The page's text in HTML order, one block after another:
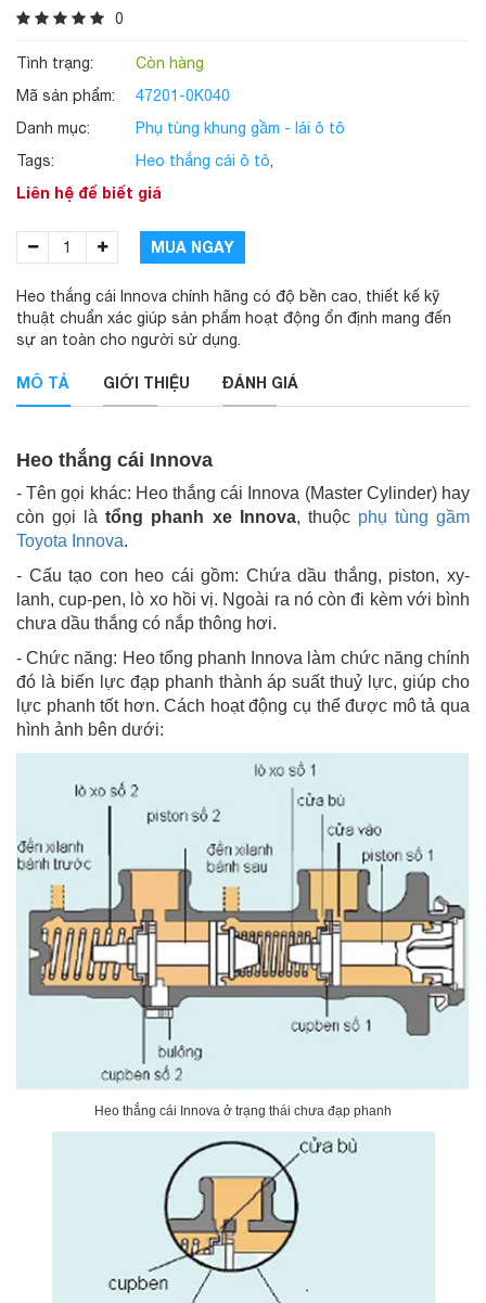
0
Tình trạng:
Còn hàng
Mã sản phẩm:
47201-0K040
Danh mục:
Phụ tùng khung gầm - lái ô tô
Tags:
Heo thắng cái ô tô,
Liên hệ để biết giá
MUA NGAY
Heo thắng cái Innova chính hãng có độ bền cao, thiết kế kỹ
thuật chuẩn xác giúp sản phẩm hoạt động ổn định mang đến
sự an toàn cho người sử dụng.
MÔ TẢ GIỚI THIỆU ĐÁNH GIÁ
Heo thắng cái Innova
- Tên gọi khác: Heo thắng cái Innova (Master Cylinder) hay
còn gọi làtổng phanh xe Innova, thuộc phụ tùng gầm
Toyota Innova.
- Cấu tạo con heo cái gồm: Chứa dầu thắng, piston, xy-
lanh, cup-pen, lò xo hồi vị. Ngoài ra nó còn đi kèm với bình
chưa dầu thắng có nắp thông hơi.
- Chức năng: Heo tổng phanh Innova làm chức năng chính
đó là biến lực đạp phanh thành áp suất thuỷ lực, giúp cho
lực phanh tốt hơn. Cách hoạt động cụ thể được mô tả qua
hình ảnh bên dưới:
Heo thắng cái Innova ở trạng thái chưa đạp phanh